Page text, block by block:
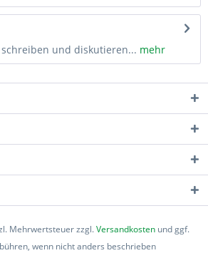
und diskutieren... mehr
Mehrwertsteuer zzgl.Versandkosten und ggf.
wenn nicht anders beschrieben